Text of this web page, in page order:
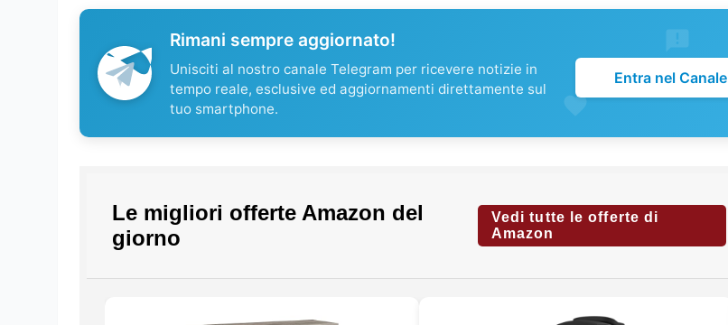
Rimani sempre aggiornato!
Unisciti al nostro canale Telegram per ricevere notizie in
tempo reale, esclusive ed aggiornamenti direttamente sul
tuo smartphone.
Entra nel Canale